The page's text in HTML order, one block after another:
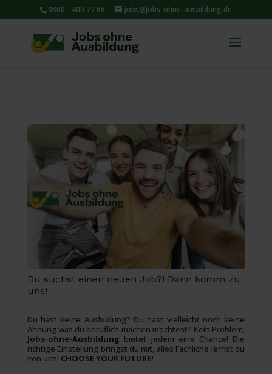
0800 - 400 77 66 jobs@jobs-ohne-ausbildung.de
Du suchst einen neuen Job?! Dann komm zu
uns!
Du hast keine Ausbildung? Du hast vielleicht noch keine
Ahnung was du beruflich machen möchtest? Kein Problem,
Jobs-ohne-Ausbildung bietet jedem eine Chance! Die
richtige Einstellung bringst du mit, alles Fachliche lernst du
von uns! CHOOSE YOUR FUTURE!